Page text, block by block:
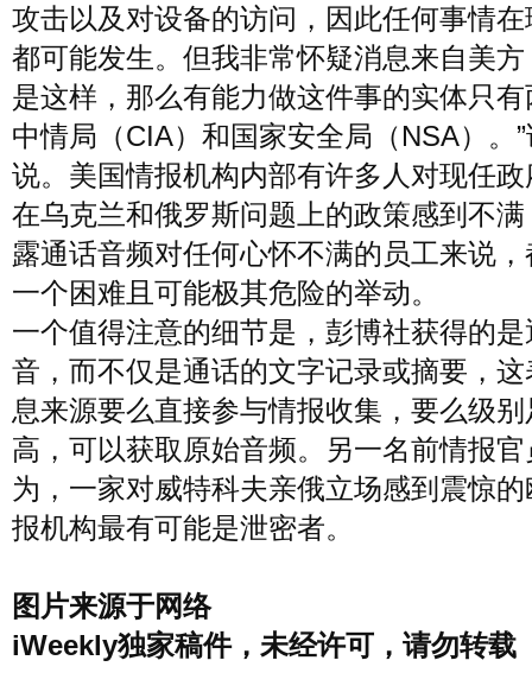
攻击以及对设备的访问，因此任何事情
都可能发生。但我非常怀疑消息来自美
是这样，那么有能力做这件事的实体只
中情局（CIA）和国家安全局（NSA）。
说。美国情报机构内部有许多人对现任
在乌克兰和俄罗斯问题上的政策感到不
露通话音频对任何心怀不满的员工来说
一个困难且可能极其危险的举动。
一个值得注意的细节是，彭博社获得的
音，而不仅是通话的文字记录或摘要，
息来源要么直接参与情报收集，要么级别
高，可以获取原始音频。另一名前情报
为，一家对威特科夫亲俄立场感到震惊
报机构最有可能是泄密者。
图片来源于网络
iWeekly独家稿件，未经许可，请勿转载